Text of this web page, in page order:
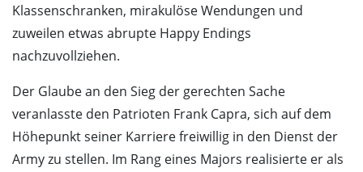
Klassenschranken, mirakulöse Wendungen und
zuweilen etwas abrupte Happy Endings
nachzuvollziehen.
Der Glaube an den Sieg der gerechten Sache
veranlasste den Patrioten Frank Capra, sich auf dem
Höhepunkt seiner Karriere freiwillig in den Dienst der
Army zu stellen. Im Rang eines Majors realisierte er als